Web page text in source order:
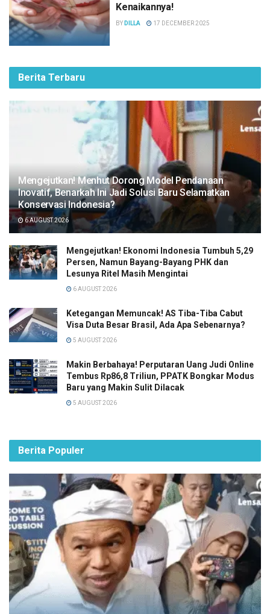
Kenaikannya!
BY DILLA 17 DECEMBER 2025
Berita Terbaru
Mengejutkan! Menhut Dorong Model Pendanaan
Inovatif, Benarkah Ini Jadi Solusi Baru Selamatkan
Konservasi Indonesia?
6 AUGUST 2026
Mengejutkan! Ekonomi Indonesia Tumbuh 5,29
Persen, Namun Bayang-Bayang PHK dan
Lesunya Ritel Masih Mengintai
6 AUGUST 2026
Ketegangan Memuncak! AS Tiba-Tiba Cabut
Visa Duta Besar Brasil, Ada Apa Sebenarnya?
5 AUGUST 2026
Makin Berbahaya! Perputaran Uang Judi Online
Tembus Rp86,8 Triliun, PPATK Bongkar Modus
Baru yang Makin Sulit Dilacak
5 AUGUST 2026
Berita Populer